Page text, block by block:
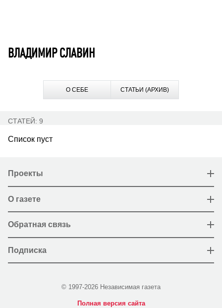
ВЛАДИМИР СЛАВИН
О СЕБЕ СТАТЬИ (АРХИВ)
СТАТЕЙ: 9
Список пуст
Проекты
О газете
Обратная связь
Подписка
© 1997-2026 Независимая газета
Полная версия сайта